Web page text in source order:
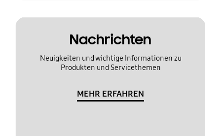
Nachrichten
Neuigkeiten und wichtige Informationen zu
Produkten und Servicethemen
MEHR ERFAHREN